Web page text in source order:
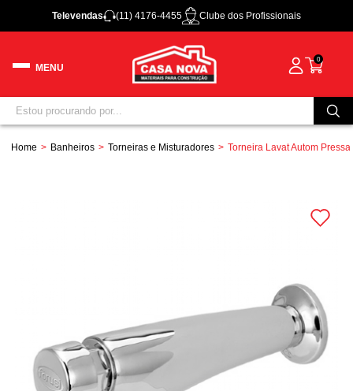
Televendas (11) 4176-4455 Clube dos Profissionais
0
Home Banheiros Torneiras e Misturadores Torneira Lavat Autom